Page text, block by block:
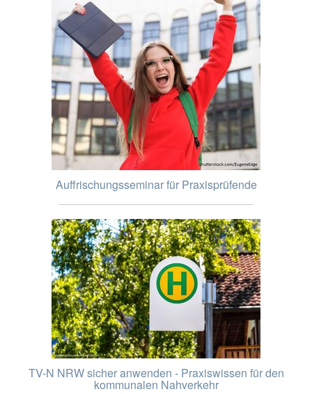
Auffrischungsseminar für Praxisprüfende
TV-N NRW sicher anwenden - Praxiswissen für den
kommunalen Nahverkehr